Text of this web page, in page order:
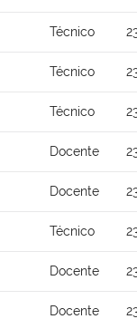
Técnico
Técnico
Técnico
Docente
Docente
Técnico
Docente
Docente